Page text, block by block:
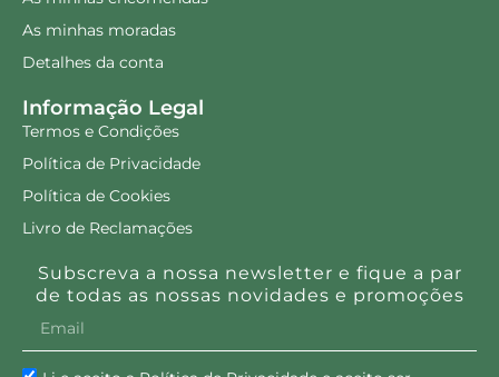
As minhas moradas
Detalhes da conta
Informação Legal
Termos e Condições
Política de Privacidade
Política de Cookies
Livro de Reclamações
Subscreva a nossa newsletter e fique a par
de todas as nossas novidades e promoções